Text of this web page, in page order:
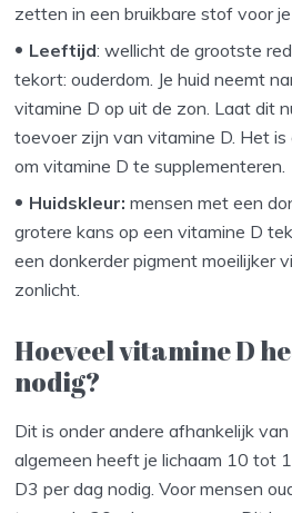
zetten in een bruikbare stof voor je
Leeftijd: wellicht de grootste
tekort: ouderdom. Je huid neemt
vitamine D op uit de zon. Laat dit
toevoer zijn van vitamine D. Het is
om vitamine D te supplementeren.
Huidskleur: mensen met een
grotere kans op een vitamine D
een donkerder pigment moeilijker
zonlicht.
Hoeveel vitamine D
nodig?
Dit is onder andere afhankelijk
algemeen heeft je lichaam 10 tot
D3 per dag nodig. Voor mensen